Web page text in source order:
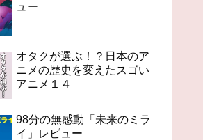
ュー
オタクが選ぶ！？日本のア
ニメの歴史を変えたスゴい
アニメ１４
98分の無感動「未来のミラ
イ」レビュー